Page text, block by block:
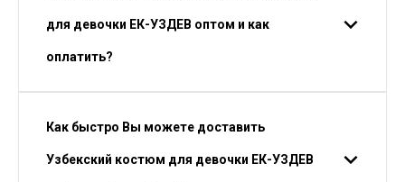
для девочки ЕК-УЗДЕВ оптом и как
оплатить?
Как быстро Вы можете доставить
Узбекский костюм для девочки ЕК-УЗДЕВ